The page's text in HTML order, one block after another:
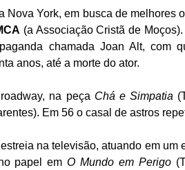
Nova York, em busca de melhores
(a Associação Cristã de
chamada Joan Alt, com
anos, até a morte do ator.
na peça Chá e Simpatia
Em 56 o casal de astros
na televisão, atuando em um
papel emO Mundo em Perigo